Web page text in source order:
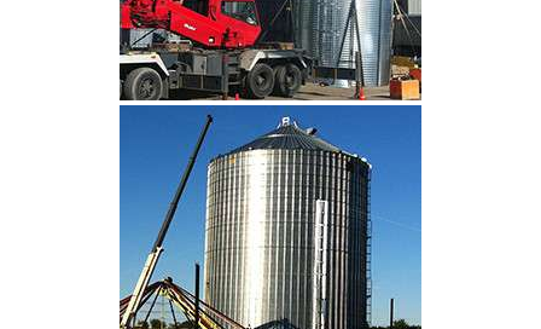
CLIQUEZ POUR AGRANDIR